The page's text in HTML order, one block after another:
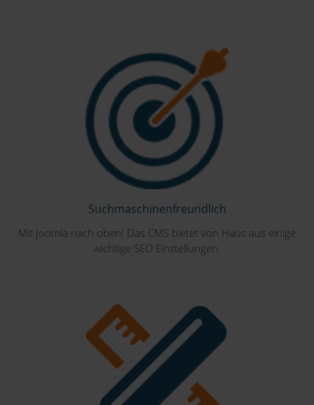
Suchmaschinenfreundlich
Mit Joomla nach oben! Das CMS bietet von Haus aus einige
wichtige SEO Einstellungen.